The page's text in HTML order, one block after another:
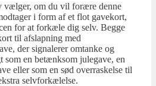
vælger, om du vil forære denne
i form af et flot gavekort,
for at forkæle dig selv. Begge
til afslapning med
der signalerer omtanke og
en betænksom julegave, en
eller som en sød overraskelse til
selvforkælelse.